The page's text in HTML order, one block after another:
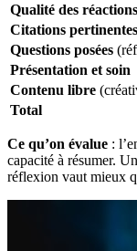
Qualité des réactions
Citations pertinentes
Questions posées
Présentation et soin
Contenu libre
Total
Ce qu’on évalue :
capacité à résumer.
réflexion vaut mieux